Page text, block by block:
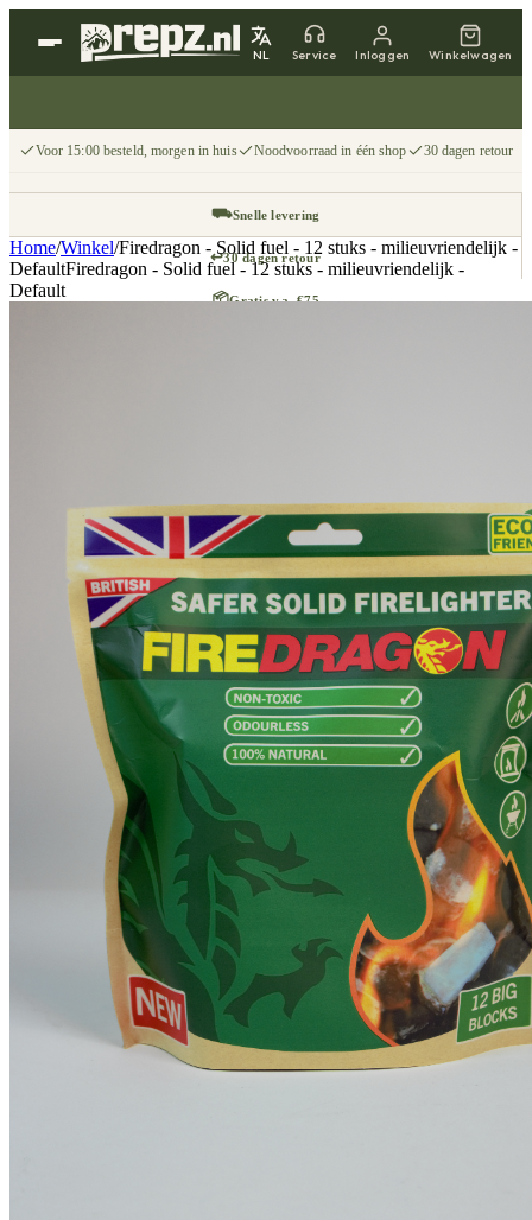
NL Service Inloggen Winkelwagen
Voor 15:00 besteld, morgen in huis Noodvoorraad in één shop 30 dagen retour
⛟Snelle levering
↩30 dagen retour
📦Gratis v.a. €75
Home/Winkel/Firedragon - Solid fuel - 12 stuks - milieuvriendelijk -
DefaultFiredragon - Solid fuel - 12 stuks - milieuvriendelijk -
Default